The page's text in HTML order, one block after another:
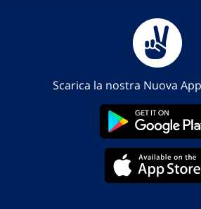
Scarica la nostra Nuova